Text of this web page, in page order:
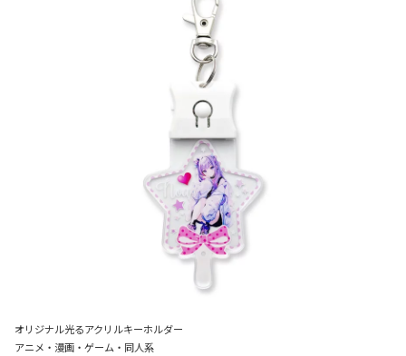
オリジナル光るアクリルキーホルダー
アニメ・漫画・ゲーム・同人系